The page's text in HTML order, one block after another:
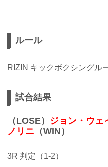
ルール
RIZIN キックボクシングル
試合結果
（LOSE） ジョン・ウェ
ノリニ （WIN）
3R 判定（1-2）